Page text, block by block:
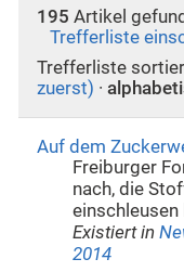
195 Artikel
Trefferliste
Trefferliste
zuerst) ·
Auf dem
Freiburger
nach, die
einschleusen
Existiert in
2014